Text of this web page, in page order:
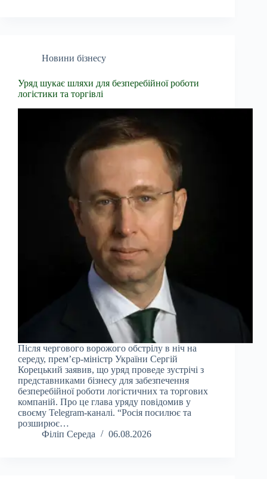
Новини бізнесу
Уряд шукає шляхи для безперебійної роботи
логістики та торгівлі
Після чергового ворожого обстрілу в ніч на
середу, прем’єр-міністр України Сергій
Корецький заявив, що уряд проведе зустрічі з
представниками бізнесу для забезпечення
безперебійної роботи логістичних та торгових
компаній. Про це глава уряду повідомив у
своєму Telegram-каналі. “Росія посилює та
розширює…
Філіп Середа
06.08.2026